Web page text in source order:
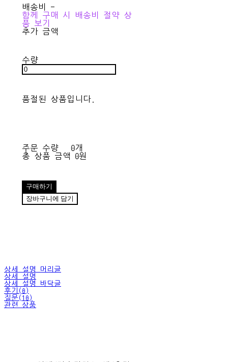
배송비 -
함께 구매 시 배송비 절약 상
품 보기
추가 금액
수량
품절된 상품입니다.
주문 수량
0개
총 상품 금액
0원
구매하기
장바구니에 담기
상세 설명 머리글
상세 설명
상세 설명 바닥글
후기(0)
질문(10)
관련 상품